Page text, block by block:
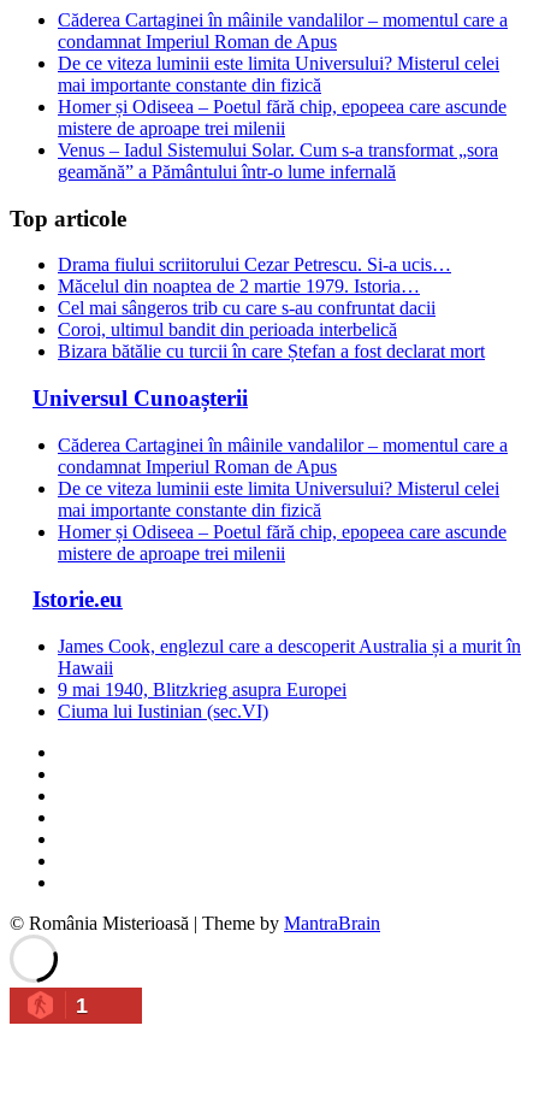
Căderea Cartaginei în mâinile vandalilor – momentul care a
condamnat Imperiul Roman de Apus
De ce viteza luminii este limita Universului? Misterul celei
mai importante constante din fizică
Homer și Odiseea – Poetul fără chip, epopeea care ascunde
mistere de aproape trei milenii
Venus – Iadul Sistemului Solar. Cum s-a transformat „sora
geamănă” a Pământului într-o lume infernală
Top articole
Drama fiului scriitorului Cezar Petrescu. Si-a ucis…
Măcelul din noaptea de 2 martie 1979. Istoria…
Cel mai sângeros trib cu care s-au confruntat dacii
Coroi, ultimul bandit din perioada interbelică
Bizara bătălie cu turcii în care Ștefan a fost declarat mort
Universul Cunoașterii
Căderea Cartaginei în mâinile vandalilor – momentul care a
condamnat Imperiul Roman de Apus
De ce viteza luminii este limita Universului? Misterul celei
mai importante constante din fizică
Homer și Odiseea – Poetul fără chip, epopeea care ascunde
mistere de aproape trei milenii
Istorie.eu
James Cook, englezul care a descoperit Australia și a murit în
Hawaii
9 mai 1940, Blitzkrieg asupra Europei
Ciuma lui Iustinian (sec.VI)
© România Misterioasă | Theme by MantraBrain
1